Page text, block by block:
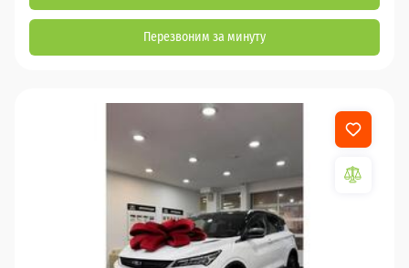
Перезвоним за минуту